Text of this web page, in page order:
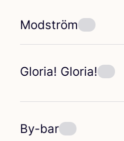
Modström
Gloria! Gloria!
By-bar